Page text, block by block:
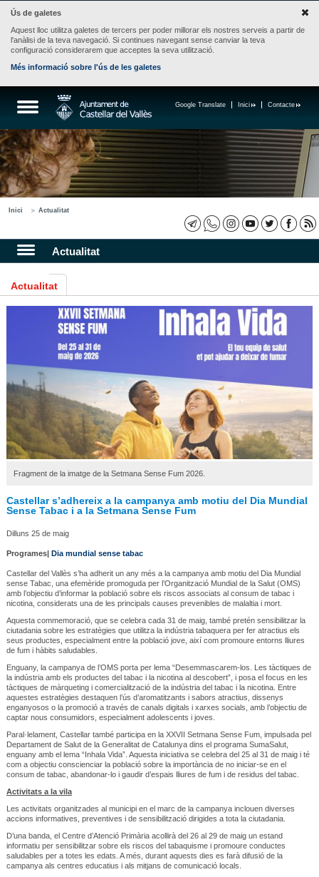
Ús de galetes
Aquest lloc utilitza galetes de tercers per poder millorar els nostres serveis a partir de
l'anàlisi de la teva navegació. Si continues navegant sense canviar la teva
configuració considerarem que acceptes la seva utilització.
Més informació sobre l'ús de les galetes
Contacte
Inici
Google Translate
Inici Actualitat
Actualitat
Actualitat
Fragment de la imatge de la Setmana Sense Fum 2026.
Castellar s’adhereix a la campanya amb motiu del Dia Mundial
Sense Tabac i a la Setmana Sense Fum
Dilluns 25 de maig
Programes| Dia mundial sense tabac
Castellar del Vallès s’ha adherit un any més a la campanya amb motiu del Dia Mundial
sense Tabac, una efemèride promoguda per l’Organització Mundial de la Salut (OMS)
amb l’objectiu d’informar la població sobre els riscos associats al consum de tabac i
nicotina, considerats una de les principals causes prevenibles de malaltia i mort.
Aquesta commemoració, que se celebra cada 31 de maig, també pretén sensibilitzar la
ciutadania sobre les estratègies que utilitza la indústria tabaquera per fer atractius els
seus productes, especialment entre la població jove, així com promoure entorns lliures
de fum i hàbits saludables.
Enguany, la campanya de l’OMS porta per lema “Desemmascarem-los. Les tàctiques de
la indústria amb els productes del tabac i la nicotina al descobert”, i posa el focus en les
tàctiques de màrqueting i comercialització de la indústria del tabac i la nicotina. Entre
aquestes estratègies destaquen l’ús d’aromatitzants i sabors atractius, dissenys
enganyosos o la promoció a través de canals digitals i xarxes socials, amb l’objectiu de
captar nous consumidors, especialment adolescents i joves.
Paral·lelament, Castellar també participa en la XXVII Setmana Sense Fum, impulsada pel
Departament de Salut de la Generalitat de Catalunya dins el programa SumaSalut,
enguany amb el lema “Inhala Vida”. Aquesta iniciativa se celebra del 25 al 31 de maig i té
com a objectiu conscienciar la població sobre la importància de no iniciar-se en el
consum de tabac, abandonar-lo i gaudir d’espais lliures de fum i de residus del tabac.
Activitats a la vila
Les activitats organitzades al municipi en el marc de la campanya inclouen diverses
accions informatives, preventives i de sensibilització dirigides a tota la ciutadania.
D’una banda, el Centre d’Atenció Primària acollirà del 26 al 29 de maig un estand
informatiu per sensibilitzar sobre els riscos del tabaquisme i promoure conductes
saludables per a totes les edats. A més, durant aquests dies es farà difusió de la
campanya als centres educatius i als mitjans de comunicació locals.